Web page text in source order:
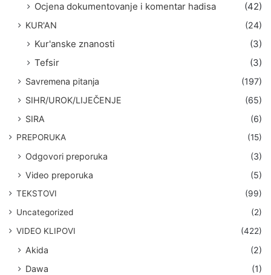
Ocjena dokumentovanje i komentar hadisa
(42)
KUR'AN (24)
Kur'anske znanosti
(3)
Tefsir
(3)
Savremena pitanja
(197)
SIHR/UROK/LIJEČENJE
(65)
SIRA
(6)
PREPORUKA (15)
Odgovori preporuka
(3)
Video preporuka
(5)
TEKSTOVI
(99)
Uncategorized
(2)
VIDEO KLIPOVI
(422)
Akida
(2)
Dawa
(1)